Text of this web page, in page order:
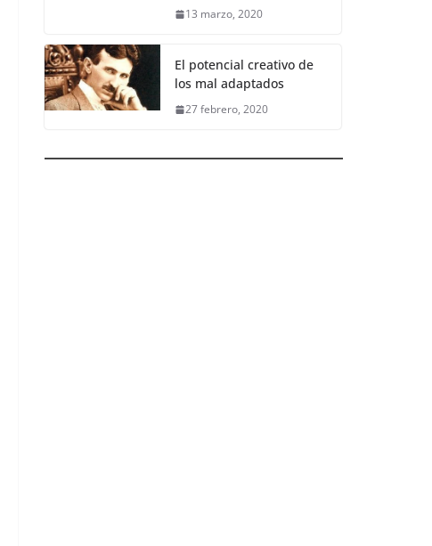
13 marzo, 2020
El potencial creativo de
los mal adaptados
27 febrero, 2020